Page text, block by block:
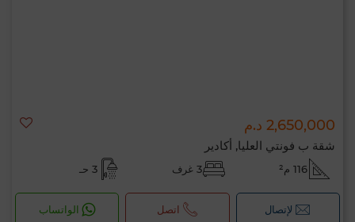
2,650,000 د.م
شقة ب فونتي العليا, أكادير
116 م² 3 غرف 3 حـ
لإتصال اتصل الواتساب